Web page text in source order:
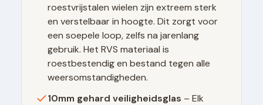
roestvrijstalen wielen zijn extreem sterk
en verstelbaar in hoogte. Dit zorgt voor
een soepele loop, zelfs na jarenlang
gebruik. Het RVS materiaal is
roestbestendig en bestand tegen alle
weersomstandigheden.
10mm gehard veiligheidsglas – Elk